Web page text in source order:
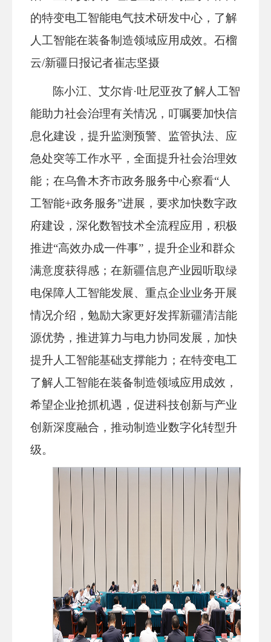
的特变电工智能电气技术研发中心，了解
人工智能在装备制造领域应用成效。石榴
云/新疆日报记者崔志坚摄
陈小江、艾尔肯·吐尼亚孜了解人工智
能助力社会治理有关情况，叮嘱要加快信
息化建设，提升监测预警、监管执法、应
急处突等工作水平，全面提升社会治理效
能；在乌鲁木齐市政务服务中心察看“人
工智能+政务服务”进展，要求加快数字政
府建设，深化数智技术全流程应用，积极
推进“高效办成一件事”，提升企业和群众
满意度获得感；在新疆信息产业园听取绿
电保障人工智能发展、重点企业业务开展
情况介绍，勉励大家更好发挥新疆清洁能
源优势，推进算力与电力协同发展，加快
提升人工智能基础支撑能力；在特变电工
了解人工智能在装备制造领域应用成效，
希望企业抢抓机遇，促进科技创新与产业
创新深度融合，推动制造业数字化转型升
级。